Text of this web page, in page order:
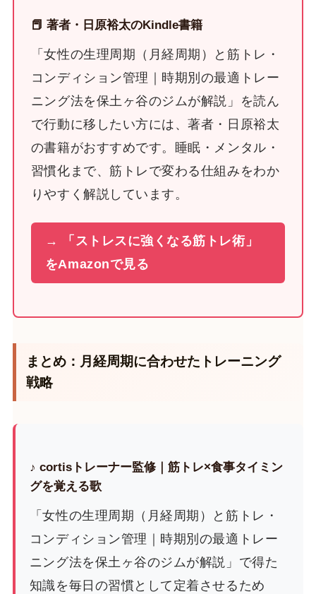
📕 著者・日原裕太のKindle書籍
「女性の生理周期（月経周期）と筋トレ・
コンディション管理｜時期別の最適トレー
ニング法を保土ヶ谷のジムが解説」を読ん
で行動に移したい方には、著者・日原裕太
の書籍がおすすめです。睡眠・メンタル・
習慣化まで、筋トレで変わる仕組みをわか
りやすく解説しています。
→ 「ストレスに強くなる筋トレ術」
をAmazonで見る
まとめ：月経周期に合わせたトレーニング
戦略
♪ cortisトレーナー監修｜筋トレ×食事タイミン
グを覚える歌
「女性の生理周期（月経周期）と筋トレ・
コンディション管理｜時期別の最適トレー
ニング法を保土ヶ谷のジムが解説」で得た
知識を毎日の習慣として定着させるため